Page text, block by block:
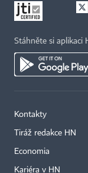
Stáhněte si aplikaci
Kontakty
Tiráž redakce HN
Economia
Kariéra v HN